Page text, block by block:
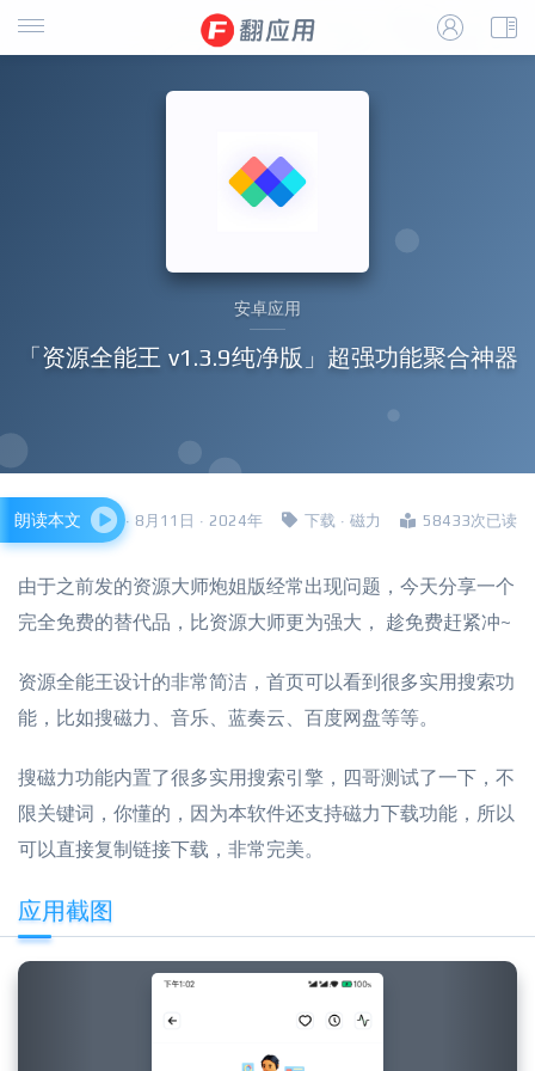
安卓应用
「资源全能王 v1.3.9纯净版」超强功能聚合神器
四哥 · 8月11日 · 2024年 下载 · 磁力 58433次已读
朗读本文
由于之前发的资源大师炮姐版经常出现问题，今天分享一个
完全免费的替代品，比资源大师更为强大， 趁免费赶紧冲~
资源全能王设计的非常简洁，首页可以看到很多实用搜索功
能，比如搜磁力、音乐、蓝奏云、百度网盘等等。
搜磁力功能内置了很多实用搜索引擎，四哥测试了一下，不
限关键词，你懂的，因为​本软件还支持磁力下载功能，所以
可以直接复制链接下载，非常完美。
应用截图
Next